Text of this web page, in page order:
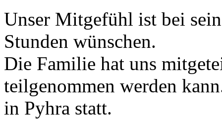
Unser Mitgefühl ist bei
Stunden wünschen.
Die Familie hat uns
teilgenommen werden
in Pyhra statt.